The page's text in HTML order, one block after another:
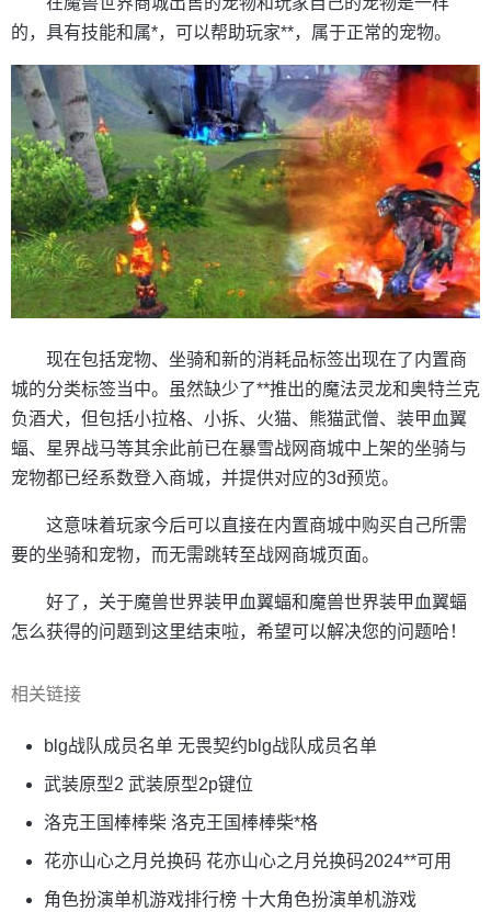
的，具有技能和属*，可以帮助玩家**，属于正常的宠物。
现在包括宠物、坐骑和新的消耗品标签出现在了内置商
城的分类标签当中。虽然缺少了**推出的魔法灵龙和奥特兰克
负酒犬，但包括小拉格、小拆、火猫、熊猫武僧、装甲血翼
蝠、星界战马等其余此前已在暴雪战网商城中上架的坐骑与
宠物都已经系数登入商城，并提供对应的3d预览。
这意味着玩家今后可以直接在内置商城中购买自己所需
要的坐骑和宠物，而无需跳转至战网商城页面。
好了，关于魔兽世界装甲血翼蝠和魔兽世界装甲血翼蝠
怎么获得的问题到这里结束啦，希望可以解决您的问题哈！
相关链接
blg战队成员名单 无畏契约blg战队成员名单
武装原型2 武装原型2p键位
洛克王国棒棒柴 洛克王国棒棒柴*格
花亦山心之月兑换码 花亦山心之月兑换码2024**可用
角色扮演单机游戏排行榜 十大角色扮演单机游戏